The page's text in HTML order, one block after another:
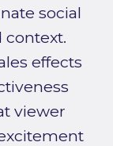
social
context.
effects
viewer